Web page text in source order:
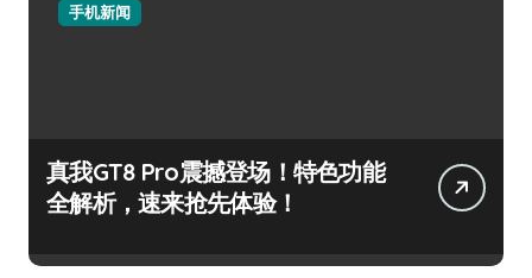
手机新闻
真我GT8 Pro震撼登场！特色功能
全解析，速来抢先体验！